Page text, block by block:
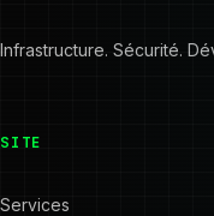
Infrastructure. Sécurité.
SITE
Services